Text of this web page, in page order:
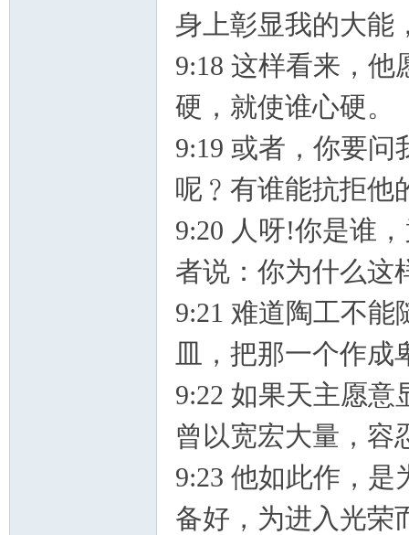
身上彰显我的大能
9:18 这样看来，
硬，就使谁心硬。
9:19 或者，你要
呢﹖有谁能抗拒他
9:20 人呀!你是谁
者说：你为什么这
9:21 难道陶工不
皿，把那一个作成
9:22 如果天主愿
曾以宽宏大量，容
9:23 他如此作，
备好，为进入光荣